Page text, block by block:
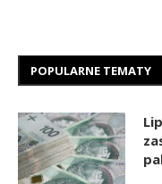
POPULARNE TEMATY